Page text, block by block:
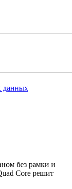
данных
без рамки и
Core решит